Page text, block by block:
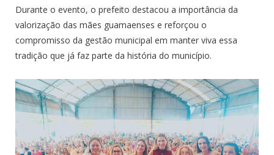
Durante o evento, o prefeito destacou a importância da
valorização das mães guamaenses e reforçou o
compromisso da gestão municipal em manter viva essa
tradição que já faz parte da história do município.